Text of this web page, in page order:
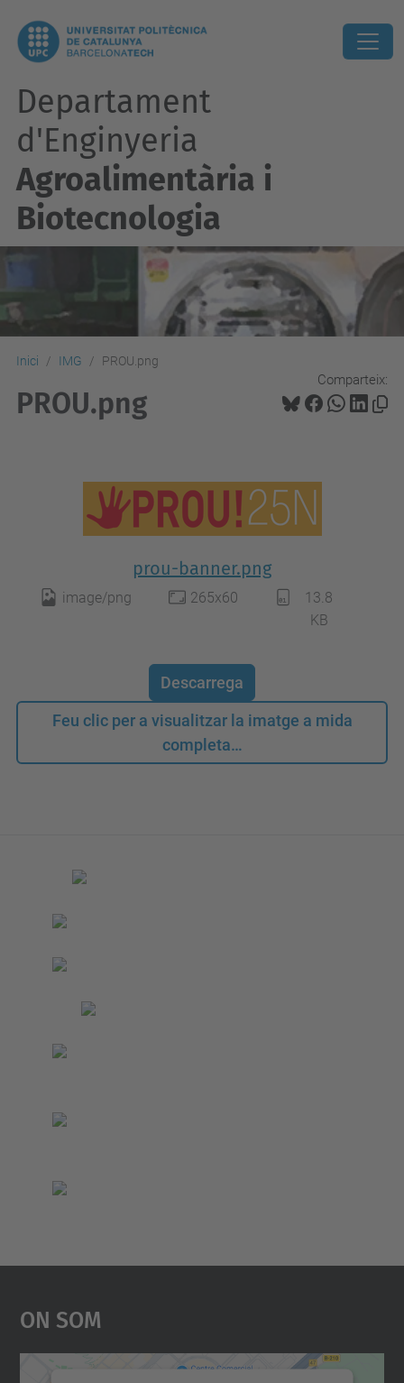
Departament
d'Enginyeria
Agroalimentària i
Biotecnologia
Inici IMG PROU.png
Comparteix:
PROU.png
prou-banner.png
image/png 265x60
13.8
KB
Descarrega
Feu clic per a visualitzar la imatge a mida
completa…
On Som